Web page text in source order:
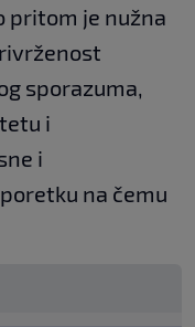
pritom je nužna
sporazuma,
i
i
na čemu